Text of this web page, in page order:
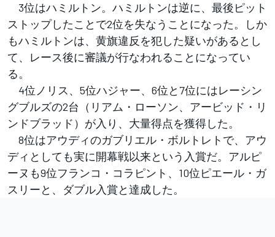
3位はハミルトン。ハミルトンは逆に、最後ピット
ストップしたことで2位を失なうことになった。しか
もハミルトンは、黄旗違反を犯した疑いがあるとし
て、レース後に審議が行なわれることになってい
る。
4位ノリス、5位ハジャー、6位と7位にはレーシン
グブルズの2台（リアム・ローソン、アービッド・リ
ンドブラッド）が入り、大量得点を獲得した。
8位はアウディのガブリエル・ボルトレトで、アウ
ディとしても実に開幕戦以来という入賞だ。アルピ
ーヌも9位フランコ・コラピント、10位ピエール・ガ
スリーと、ダブル入賞と達成した。